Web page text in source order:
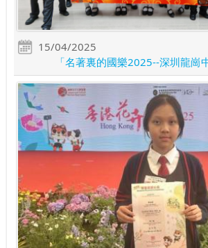
15/04/2025
「名著裏的國樂2025--深圳龍崗